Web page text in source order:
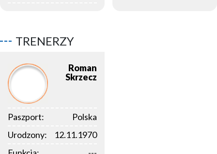
TRENERZY
Roman
Skrzecz
Paszport:
Polska
Urodzony:
12.11.1970